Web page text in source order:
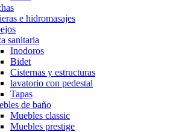
e hidromasajes
sanitaria
Inodoros
Bidet
Cisternas y estructuras
lavatorio con pedestal
Tapas
de baño
Muebles classic
Muebles prestige